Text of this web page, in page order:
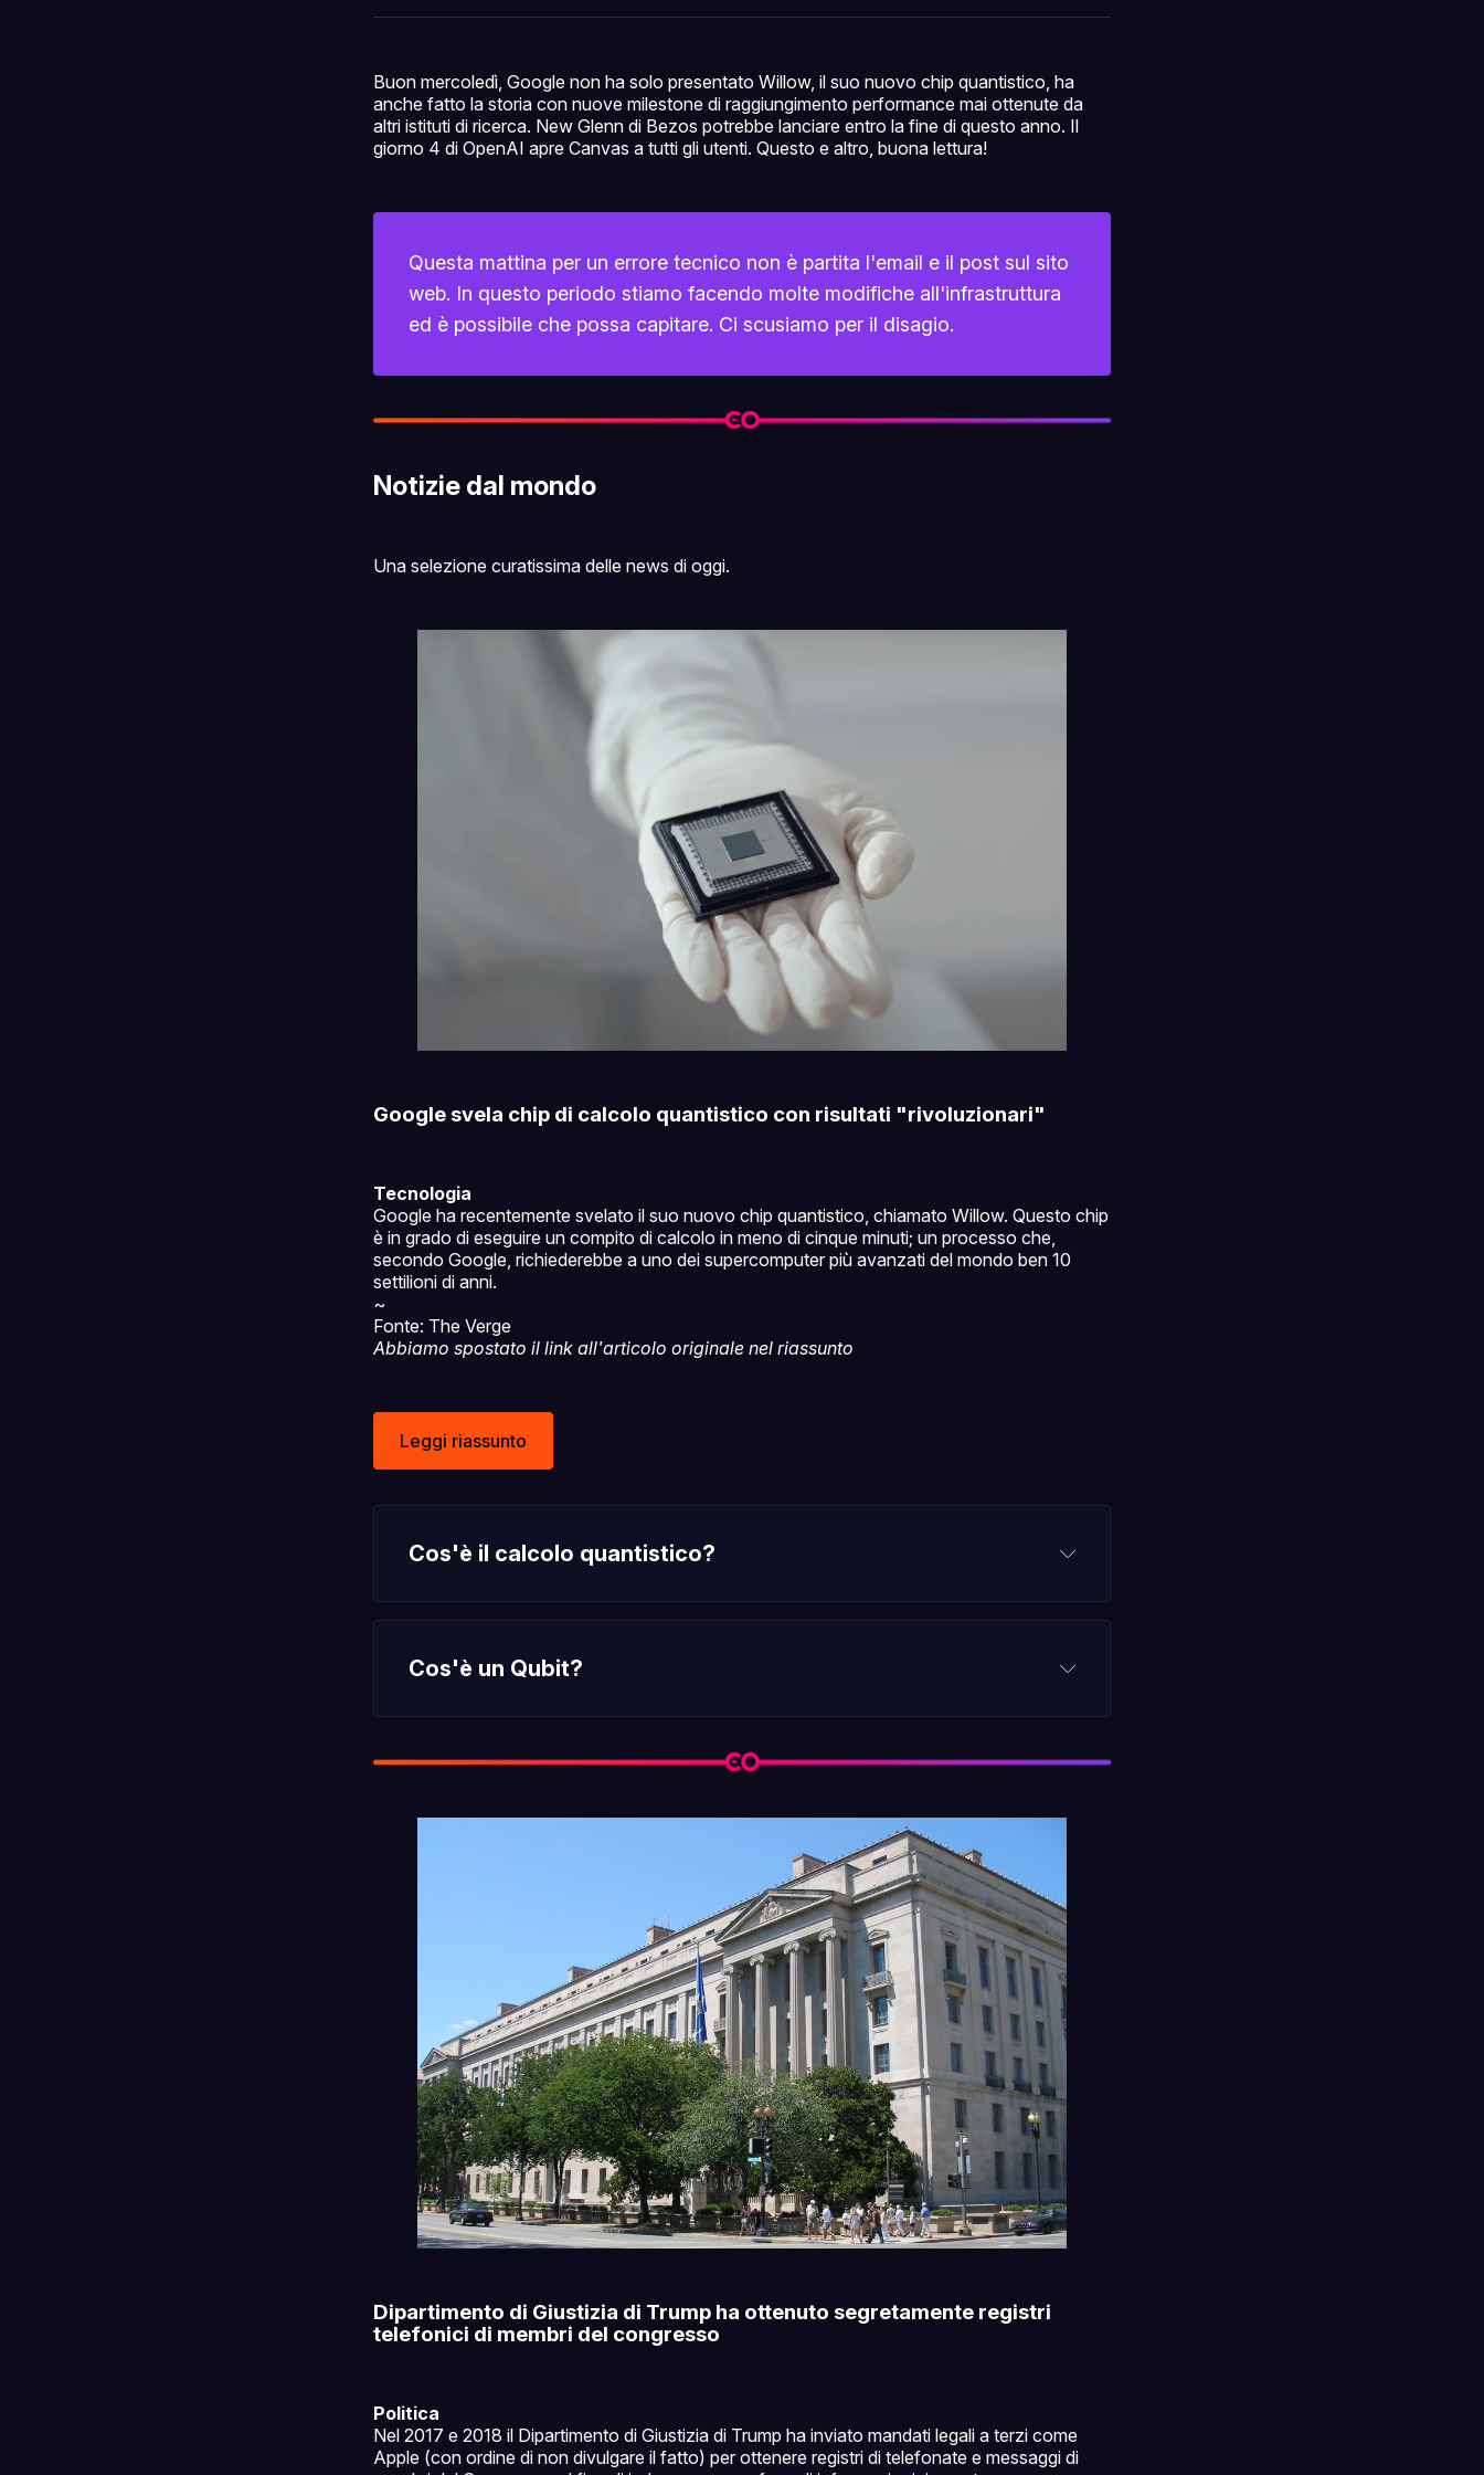
Facebook
Pinterest
LinkedInWhatsApp
email
Buon mercoledì, Google non ha solo presentato Willow, il suo nuovo chip quantistico, ha
anche fatto la storia con nuove milestone di raggiungimento performance mai ottenute da
altri istituti di ricerca. New Glenn di Bezos potrebbe lanciare entro la fine di questo anno. Il
giorno 4 di OpenAI apre Canvas a tutti gli utenti. Questo e altro, buona lettura!
Questa mattina per un errore tecnico non è partita l'email e il post sul sito
web. In questo periodo stiamo facendo molte modifiche all'infrastruttura
ed è possibile che possa capitare. Ci scusiamo per il disagio.
Notizie dal mondo
Una selezione curatissima delle news di oggi.
Google svela chip di calcolo quantistico con risultati "rivoluzionari"
Tecnologia
Google ha recentemente svelato il suo nuovo chip quantistico, chiamato Willow. Questo chip
è in grado di eseguire un compito di calcolo in meno di cinque minuti; un processo che,
secondo Google, richiederebbe a uno dei supercomputer più avanzati del mondo ben 10
settilioni di anni.
~
Fonte: The Verge
Abbiamo spostato il link all'articolo originale nel riassunto
Leggi riassunto
Cos'è il calcolo quantistico?
Cos'è un Qubit?
leggi tutto
Dipartimento di Giustizia di Trump ha ottenuto segretamente registri
telefonici di membri del congresso
Politica
Nel 2017 e 2018 il Dipartimento di Giustizia di Trump ha inviato mandati legali a terzi come
Apple (con ordine di non divulgare il fatto) per ottenere registri di telefonate e messaggi di